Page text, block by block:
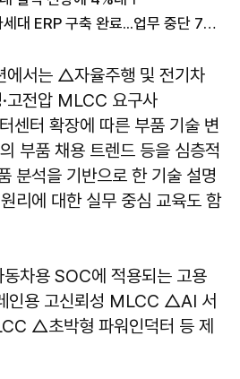
삼성SDS, 삼성전기 차세대 ERP 구축 완료...업무 중단 76% 줄여
에서는 △자율주행 및 전기차
고전압 MLCC 요구사
센터 확장에 따른 부품 기술 변
부품 채용 트렌드 등을 심층적
분석을 기반으로 한 기술 설명
리에 대한 실무 중심 교육도 함
차용 SOC에 적용되는 고용
용 고신뢰성 MLCC △AI 서
△초박형 파워인덕터 등 제